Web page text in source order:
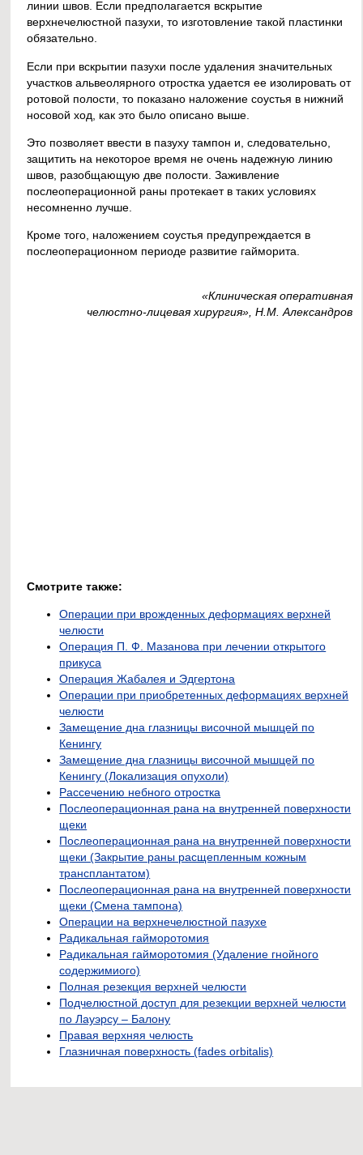
линии швов. Если предполагается вскрытие
верхнечелюстной пазухи, то изготовление такой пластинки
обязательно.
Если при вскрытии пазухи после удаления значительных
участков альвеолярного отростка удается ее изолировать от
ротовой полости, то показано наложение соустья в нижний
носовой ход, как это было описано выше.
Это позволяет ввести в пазуху тампон и, следовательно,
защитить на некоторое время не очень надежную линию
швов, разобщающую две полости. Заживление
послеоперационной раны протекает в таких условиях
несомненно лучше.
Кроме того, наложением соустья предупреждается в
послеоперационном периоде развитие гайморита.
«Клиническая оперативная
челюстно-лицевая хирургия», Н.М. Александров
Смотрите также:
Операции при врожденных деформациях верхней
челюсти
Операция П. Ф. Мазанова при лечении открытого
прикуса
Операция Жабалея и Эдгертона
Операции при приобретенных деформациях верхней
челюсти
Замещение дна глазницы височной мышцей по
Кенингу
Замещение дна глазницы височной мышцей по
Кенингу (Локализация опухоли)
Рассечению небного отростка
Послеоперационная рана на внутренней поверхности
щеки
Послеоперационная рана на внутренней поверхности
щеки (Закрытие раны расщепленным кожным
трансплантатом)
Послеоперационная рана на внутренней поверхности
щеки (Смена тампона)
Операции на верхнечелюстной пазухе
Радикальная гайморотомия
Радикальная гайморотомия (Удаление гнойного
содержимиого)
Полная резекция верхней челюсти
Подчелюстной доступ для резекции верхней челюсти
по Лауэрсу – Балону
Правая верхняя челюсть
Глазничная поверхность (fades orbitalis)